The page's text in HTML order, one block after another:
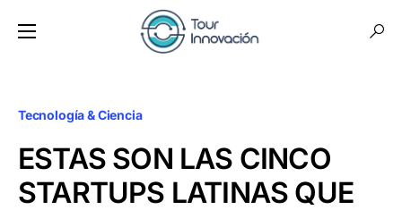
Tecnología & Ciencia
ESTAS SON LAS CINCO
STARTUPS LATINAS QUE